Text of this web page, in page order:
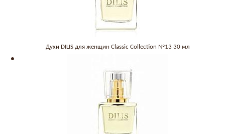
Духи DILIS для женщин Classic Collection №13 30 мл